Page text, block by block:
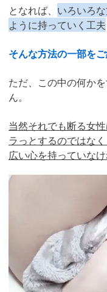
となれば、 いろいろ
ように持っていく工夫
そんな方法の一部を
ただ、この中の何か
ん。
当然それでも断る女
ラっとするのではな
広い心を持っていなけ